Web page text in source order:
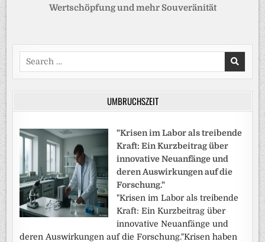
Wertschöpfung und mehr Souveränität
Search
for:
UMBRUCHSZEIT
"Krisen im Labor als treibende
Kraft: Ein Kurzbeitrag über
innovative Neuanfänge und
deren Auswirkungen auf die
Forschung."
"Krisen im Labor als treibende
Kraft: Ein Kurzbeitrag über
innovative Neuanfänge und
deren Auswirkungen auf die Forschung."Krisen haben